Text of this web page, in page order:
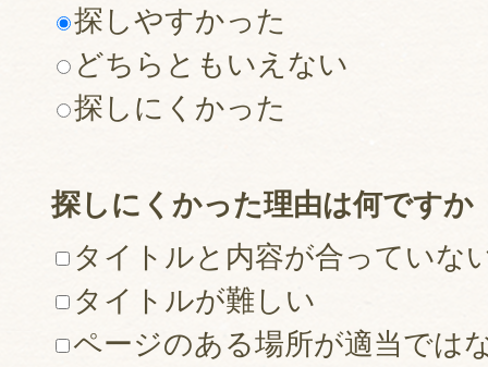
探しやすかった
どちらともいえない
探しにくかった
探しにくかった理由は何ですか
タイトルと内容が合っていな
タイトルが難しい
ページのある場所が適当では